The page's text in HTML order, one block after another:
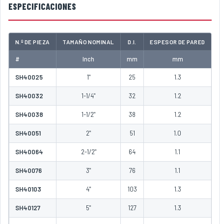
ESPECIFICACIONES
N.º DE PIEZA TAMAÑO NOMINAL D.I. ESPESOR DE PARED
# Inch mm mm
SH40025 1" 25 1.3
SH40032 1-1/4" 32 1.2
SH40038 1-1/2" 38 1.2
SH40051 2" 51 1.0
SH40064 2-1/2" 64 1.1
SH40076 3" 76 1.1
SH40103 4" 103 1.3
SH40127 5" 127 1.3